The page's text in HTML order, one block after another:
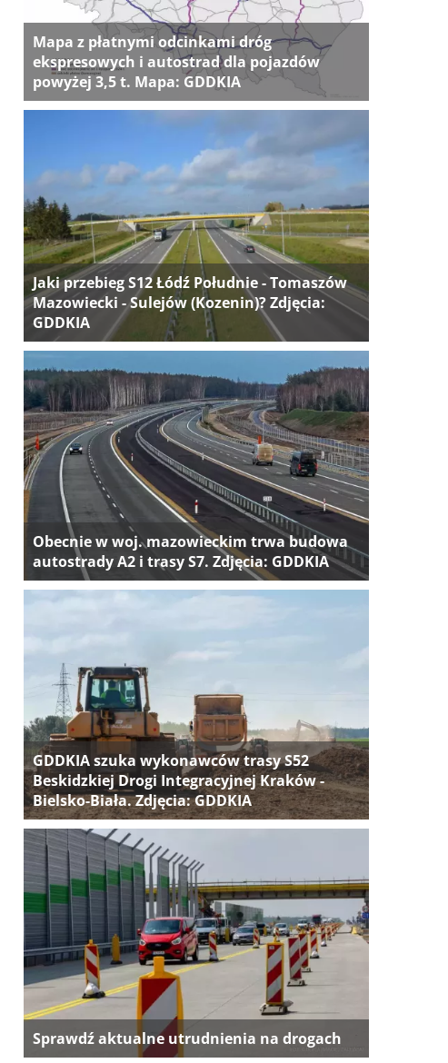
Mapa z płatnymi odcinkami dróg
ekspresowych i autostrad dla pojazdów
powyżej 3,5 t. Mapa: GDDKIA
Jaki przebieg S12 Łódź Południe - Tomaszów
Mazowiecki - Sulejów (Kozenin)? Zdjęcia:
GDDKIA
Obecnie w woj. mazowieckim trwa budowa
autostrady A2 i trasy S7. Zdjęcia: GDDKIA
GDDKIA szuka wykonawców trasy S52
Beskidzkiej Drogi Integracyjnej Kraków -
Bielsko-Biała. Zdjęcia: GDDKIA
Sprawdź aktualne utrudnienia na drogach